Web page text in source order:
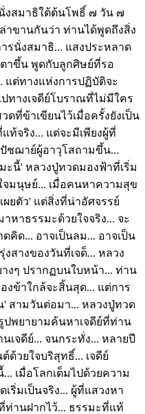
สมาธิใต้ต้นโพธิ์ ๗ วัน ๗
าขานกันว่า ท่านได้พูดถึงสิ่ง
รนั่งสมาธิ... แสงประหลาด
าขึ้น พูดกับลูกศิษย์ที่รอ
แต่ทางแห่งการปฏิบัติจะ
างเจดีย์โบราณที่ไม่มีใคร
ดที่ข้าเขียนไว้เมื่อครั้งยังเป็น
ท้จริง... แต่จะมีเพียงผู้ที่
ชฌาย์ผู้อาวุโสถามขึ้น...
ะนี้' หลวงปู่ทวดมองฟ้าที่เริ่ม
จมนุษย์... เมื่อคนหาความสุข
ผยตัว' แต่สิ่งที่น่าอัศจรรย์
หาธรรมะด้วยใจจริง... จะ
คิด... อาจเป็นลม... อาจเป็น
งสางของวันที่เจด็... หลวง
งๆ ปรากฏบนใบหน้า... ท่าน
งข้าใกล้จะสิ้นสุด... แต่การ
' สามวันต่อมา... หลวงปู่ทวด
ปพยายามค้นหาเจดีย์ที่ท่าน
เจดีย์... จนกระทั่ง... หลายปี
ด้วยใจบริสุทธิ์... เจดีย์
เมื่อโลกเต็มไปด้วยความ
ริ่มเป็นจริง... ผู้ที่แสวงหา
ท่านฝากไว้... ธรรมะที่แท้